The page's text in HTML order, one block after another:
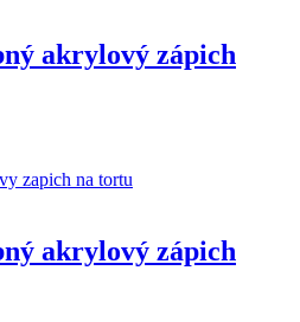
akrylový zápich
akrylový zápich